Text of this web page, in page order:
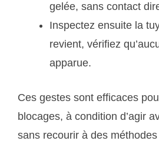
gelée, sans contact
Inspectez ensuite la
revient, vérifiez
apparue.
Ces gestes sont efficaces
blocages, à condition d’agir
sans recourir à des